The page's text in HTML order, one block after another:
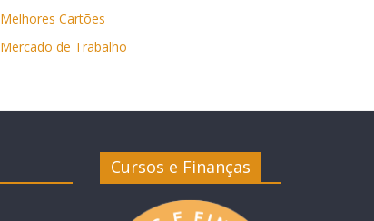
Melhores Cartões
Mercado de Trabalho
Cursos e Finanças